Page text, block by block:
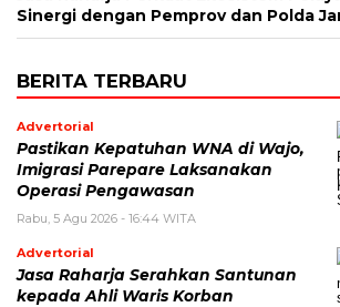
Sinergi dengan Pemprov dan Polda
BERITA TERBARU
Advertorial
Pastikan Kepatuhan WNA di Wajo,
Imigrasi Parepare Laksanakan
Operasi Pengawasan
Rabu, 5 Agu 2026 - 16:44 WITA
Advertorial
Jasa Raharja Serahkan Santunan
kepada Ahli Waris Korban